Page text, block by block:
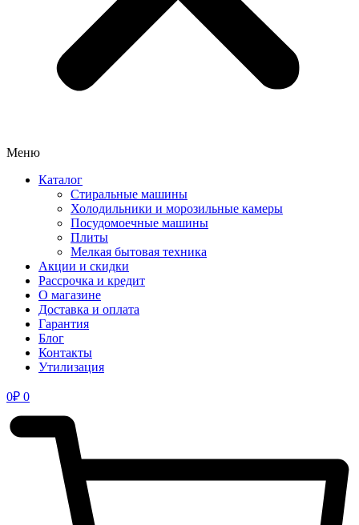
Меню
Каталог
Стиральные машины
Холодильники и морозильные камеры
Посудомоечные машины
Плиты
Мелкая бытовая техника
Акции и скидки
Рассрочка и кредит
О магазине
Доставка и оплата
Гарантия
Блог
Контакты
Утилизация
0₽ 0